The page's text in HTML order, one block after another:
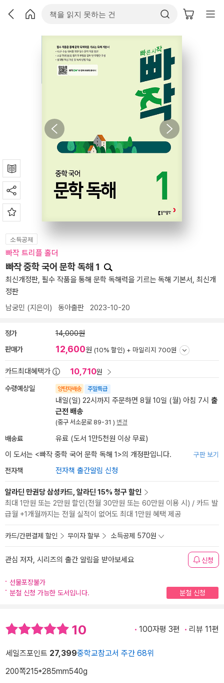
소득공제
빠작 트리플 홀더
빠작 중학 국어 문학 독해 1
최신개정판, 필수 작품을 통해 문학 독해력을 기르는 독해 기본서, 최신개
정판
남궁민 (지은이) 동아출판 2023-10-20
정가 14,000원
판매가 12,600원 (10% 할인) + 마일리지 700원
카드최대혜택가 10,710원
수령예상일 양탄자배송 주말특급
내일(일) 22시까지 주문하면 8월 10일 (월) 아침 7시 출
근전 배송
(중구 서소문로 89-31 ) 변경
배송료
유료 (도서 1만5천원 이상 무료)
이 도서는 <빠작 중학 국어 문학 독해 1>의 개정판입니다. 구판 보기
전자책 전자책 출간알림 신청
알라딘 만권당 삼성카드, 알라딘 15% 청구 할인
최대 1만원 또는 2만원 할인(전월 30만원 또는 60만원 이용 시) / 카드 발
급월 +1개월까지는 전월 실적이 없어도 최대 1만원 혜택 제공
카드/간편결제 할인 무이자 할부 소득공제 570원
관심 저자, 시리즈의 출간 알림을 받아보세요 신청
선물포장불가
분철 신청 가능한 도서입니다.
분철 신청
10 100자평 3편 리뷰 11편
세일즈포인트 27,399중학교참고서 주간 68위
200쪽215*285mm540g